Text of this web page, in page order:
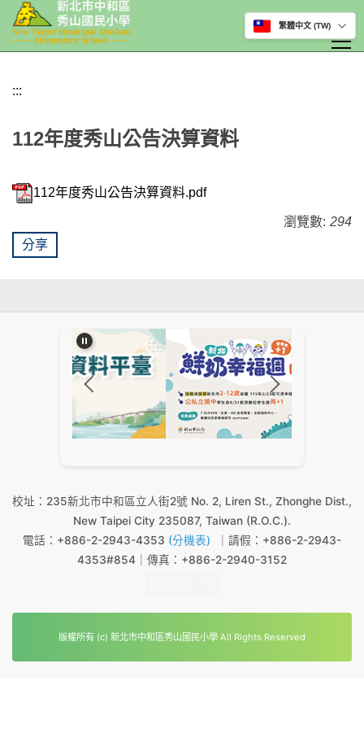
到
內
區
選擇網站語言
:::
112年度秀山公告決算資料
112年度秀山公告決算資料.pdf
瀏覽數: 294
分享
:::
校址：235新北市中和區立人街2號 No. 2, Liren St., Zhonghe Dist.,
New Taipei City 235087, Taiwan (R.O.C.).
電話：+886-2-2943-4353 (分機表)
｜請假：+886-2-2943-
4353#854｜傳真：+886-2-2940-3152
版權所有 (c) 新北市中和區秀山國民小學 All Rights Reserved